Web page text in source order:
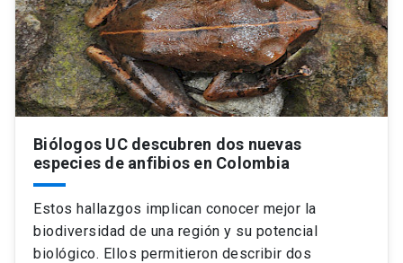
Biólogos UC descubren dos nuevas
especies de anfibios en Colombia
Estos hallazgos implican conocer mejor la
biodiversidad de una región y su potencial
biológico. Ellos permitieron describir dos